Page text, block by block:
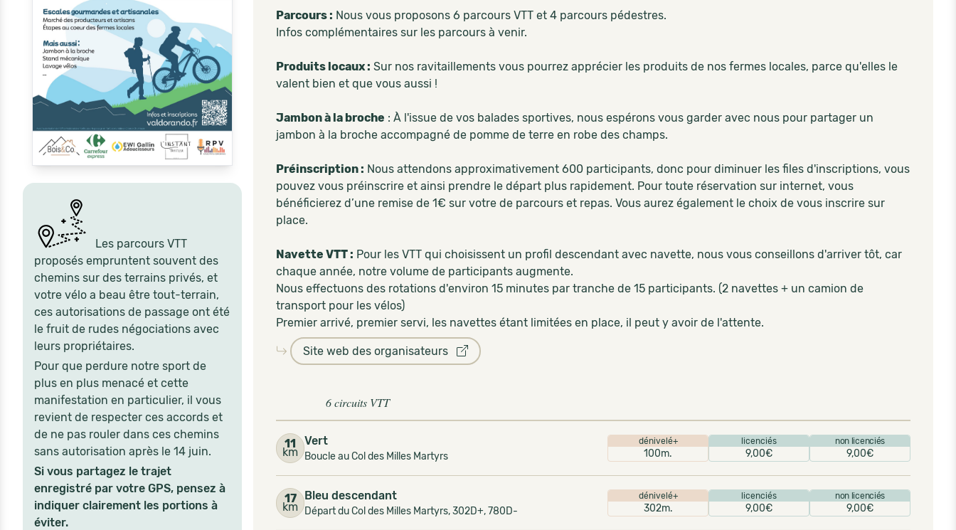
Les parcours VTT
proposés empruntent souvent des
chemins sur des terrains privés, et
votre vélo a beau être tout-terrain,
ces autorisations de passage ont été
le fruit de rudes négociations avec
leurs propriétaires.
Pour que perdure notre sport de
plus en plus menacé et cette
manifestation en particulier, il vous
revient de respecter ces accords et
de ne pas rouler dans ces chemins
sans autorisation après le 14 juin.
Si vous partagez le trajet
enregistré par votre GPS, pensez à
indiquer clairement les portions à
éviter.
Parcours : Nous vous proposons 6 parcours VTT et 4 parcours pédestres.
Infos complémentaires sur les parcours à venir.
Produits locaux : Sur nos ravitaillements vous pourrez apprécier les produits de nos fermes locales, parce qu'elles le
valent bien et que vous aussi !
Jambon à la broche : À l'issue de vos balades sportives, nous espérons vous garder avec nous pour partager un
jambon à la broche accompagné de pomme de terre en robe des champs.
Préinscription : Nous attendons approximativement 600 participants, donc pour diminuer les files d'inscriptions, vous
pouvez vous préinscrire et ainsi prendre le départ plus rapidement. Pour toute réservation sur internet, vous
bénéficierez d’une remise de 1€ sur votre de parcours et repas. Vous aurez également le choix de vous inscrire sur
place.
Navette VTT : Pour les VTT qui choisissent un profil descendant avec navette, nous vous conseillons d'arriver tôt, car
chaque année, notre volume de participants augmente.
Nous effectuons des rotations d'environ 15 minutes par tranche de 15 participants. (2 navettes + un camion de
transport pour les vélos)
Premier arrivé, premier servi, les navettes étant limitées en place, il peut y avoir de l'attente.
Site web des organisateurs
6 circuits VTT
11
km
Vert
Boucle au Col des Milles Martyrs
dénivelé+
100m.
licenciés
9,00€
non licenciés
9,00€
17
km
Bleu descendant
Départ du Col des Milles Martyrs, 302D+, 780D-
dénivelé+
302m.
licenciés
9,00€
non licenciés
9,00€